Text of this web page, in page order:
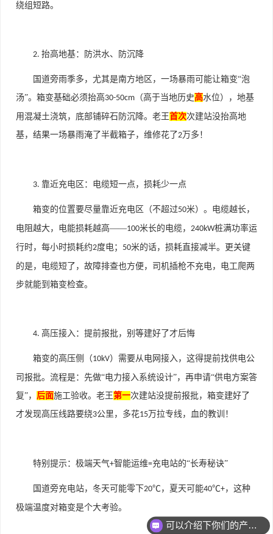
绕组短路。
2. 抬高地基：防洪水、防沉降
国道旁雨季多，尤其是南方地区，一场暴雨可能让箱变“泡
汤”。箱变基础必须抬高30-50cm （高于当地历史高水位），地基
用混凝土浇筑，底部铺碎石防沉降。老王首次次建站没抬高地
基，结果一场暴雨淹了半截箱子，维修花了2万多！
3. 靠近充电区：电缆短一点，损耗少一点
箱变的位置要尽量靠近充电区（不超过50米）。电缆越长，
电阻越大，电能损耗越高——100米长的电缆， 240kW桩满功率运
行时，每小时损耗约2度电； 50米的话，损耗直接减半。更关键
的是，电缆短了，故障排查也方便，司机插枪不充电，电工爬两
步就能到箱变检查。
4. 高压接入：提前报批，别等建好了才后悔
箱变的高压侧（10kV）需要从电网接入，这得提前找供电公
司报批。流程是：先做“电力接入系统设计”，再申请“供电方案答
复”， 后面施工验收。老王第一次建站没提前报批，箱变建好了
才发现高压线路要绕3公里，多花15万拉专线，血的教训！
特别提示：极端天气+智能运维=充电站的“长寿秘诀”
国道旁充电站，冬天可能零下20℃，夏天可能40℃+，这种
极端温度对箱变是个大考验。
你们是怎么收费的呢